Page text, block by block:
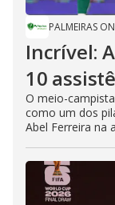
PALMEIRAS
Incrível:
10
O meio-
como um dos
Abel Ferreira na